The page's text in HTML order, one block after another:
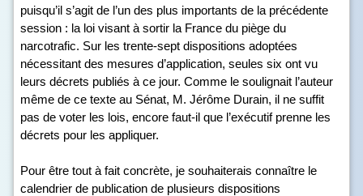
puisqu’il s’agit de l’un des plus importants de la précédente
session : la loi visant à sortir la France du piège du
narcotrafic. Sur les trente-sept dispositions adoptées
nécessitant des mesures d’application, seules six ont vu
leurs décrets publiés à ce jour. Comme le soulignait l’auteur
même de ce texte au Sénat, M. Jérôme Durain, il ne suffit
pas de voter les lois, encore faut-il que l’exécutif prenne les
décrets pour les appliquer.
Pour être tout à fait concrète, je souhaiterais connaître le
calendrier de publication de plusieurs dispositions